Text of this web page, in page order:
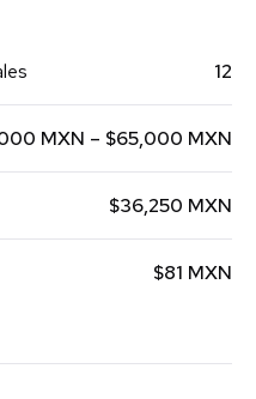
12
MXN – $65,000 MXN
$36,250 MXN
$81 MXN